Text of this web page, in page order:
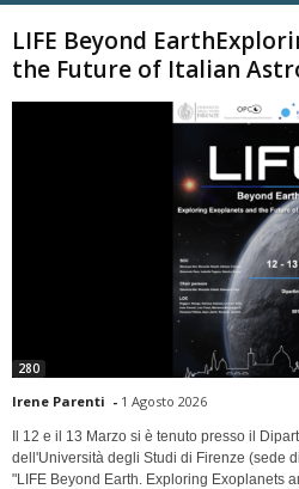
LIFE Beyond
the Future of Italian
280
Irene Parenti - 1 Agosto 2026
Il 12 e il 13 Marzo si è tenuto presso il
dell'Università degli Studi di Firenze (sede
"LIFE Beyond Earth. Exploring Exoplanets